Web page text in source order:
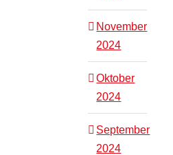
November
2024
Oktober
2024
September
2024